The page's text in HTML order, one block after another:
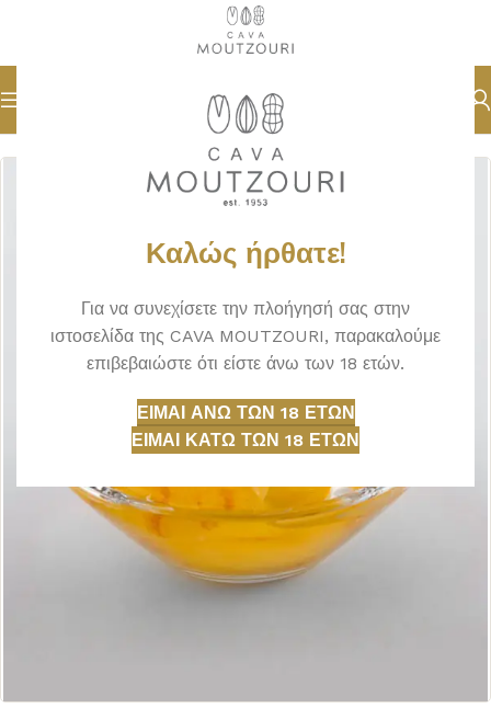
Καλώς ήρθατε!
Για να συνεχίσετε την πλοήγησή σας στην
ιστοσελίδα της CAVA MOUTZOURI, παρακαλούμε
επιβεβαιώστε ότι είστε άνω των 18 ετών.
ΕΊΜΑΙ ΆΝΩ ΤΩΝ 18 ΕΤΏΝ
ΕΊΜΑΙ ΚΆΤΩ ΤΩΝ 18 ΕΤΏΝ
Αρχική σελίδα ΖΑΧΑΡΩΔΗ / ΓΛΥΚΑ